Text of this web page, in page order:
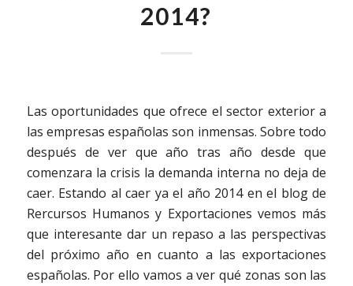
2014?
Las oportunidades que ofrece el sector exterior a
las empresas españolas son inmensas. Sobre todo
después de ver que año tras año desde que
comenzara la crisis la demanda interna no deja de
caer. Estando al caer ya el año 2014 en el blog de
Rercursos Humanos y Exportaciones vemos más
que interesante dar un repaso a las perspectivas
del próximo año en cuanto a las exportaciones
españolas. Por ello vamos a ver qué zonas son las